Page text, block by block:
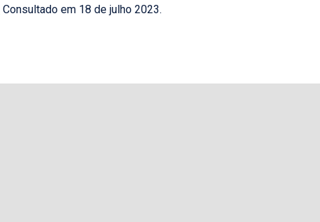
Consultado em 18 de julho 2023.